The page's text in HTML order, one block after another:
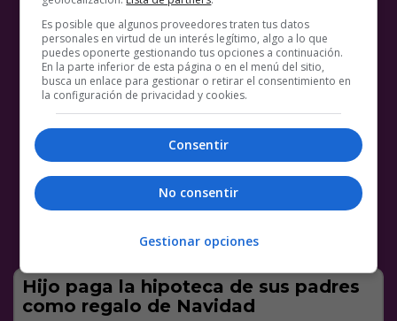
Hijo paga la hipoteca de sus padres
como regalo de Navidad
Es posible que algunos proveedores traten tus datos
personales en virtud de un interés legítimo, algo a lo que
puedes oponerte gestionando tus opciones a continuación.
En la parte inferior de esta página o en el menú del sitio,
busca un enlace para gestionar o retirar el consentimiento en
la configuración de privacidad y cookies.
Consentir
No consentir
Gestionar opciones